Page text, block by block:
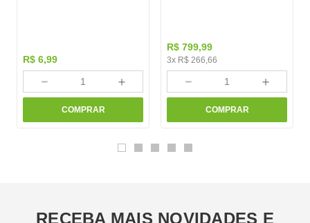
R$ 6,99
＋
－
COMPRAR
R$ 799,99
3x R$ 266,66
＋
－
COMPRAR
RECEBA MAIS NOVIDADES E